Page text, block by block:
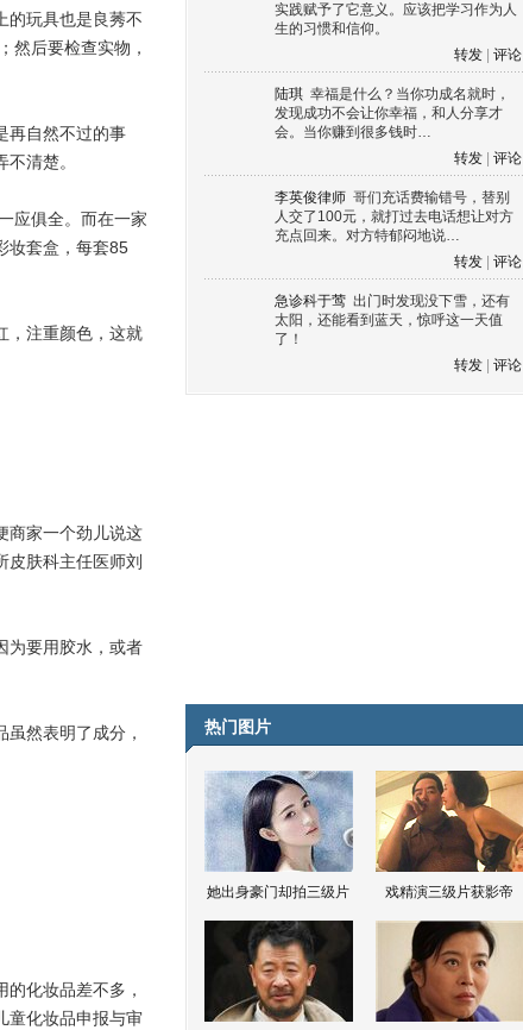
玩具也是良莠不
然后要检查实物，
再自然不过的事
清楚。
应俱全。而在一家
妆套盒，每套85
注重颜色，这就
家一个劲儿说这
皮肤科主任医师刘
要用胶水，或者
然表明了成分，
化妆品差不多，
童化妆品申报与审
实践赋予了它意义。应该把学习作为人
生的习惯和信仰。
转发
评论
陆琪 幸福是什么？当你功成名就时，
发现成功不会让你幸福，和人分享才
会。当你赚到很多钱时…
转发
评论
李英俊律师 哥们充话费输错号，替别
人交了100元，就打过去电话想让对方
充点回来。对方特郁闷地说…
转发
评论
急诊科于莺 出门时发现没下雪，还有
太阳，还能看到蓝天，惊呼这一天值
了！
转发
评论
热门图片
她出身豪门却拍三级片 戏精演三级片获影帝